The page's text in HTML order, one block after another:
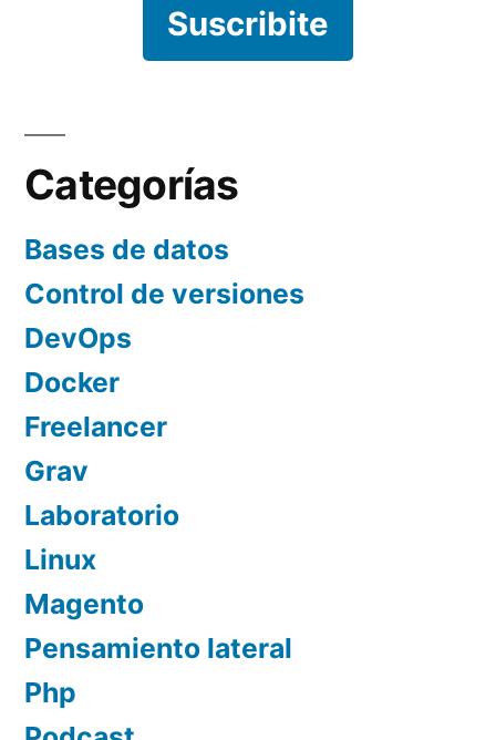
Suscribite
Categorías
Bases de datos
Control de versiones
DevOps
Docker
Freelancer
Grav
Laboratorio
Linux
Magento
Pensamiento lateral
Php